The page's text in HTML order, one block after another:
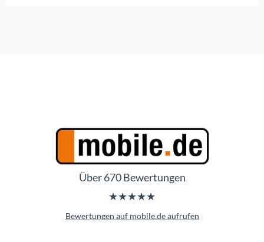
Über 670 Bewertungen
★★★★★
Bewertungen auf mobile.de aufrufen